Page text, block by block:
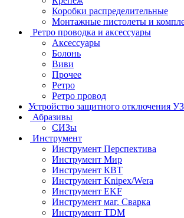
Коробки распределительные
Монтажные пистолеты и
Ретро проводка и аксессуары
Аксессуары
Болонь
Виви
Прочее
Ретро
Ретро провод
Устройство защитного отключения
Абразивы
СИЗы
Инструмент
Инструмент Перспектива
Инструмент Мир
Инструмент КВТ
Инструмент Knipex/Wera
Инструмент EKF
Инструмент маг. Сварка
Инструмент TDM